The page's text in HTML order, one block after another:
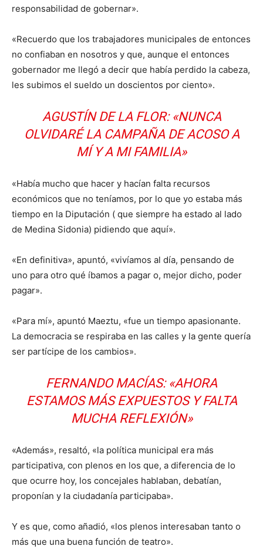
responsabilidad de gobernar».
«Recuerdo que los trabajadores municipales de entonces
no confiaban en nosotros y que, aunque el entonces
gobernador me llegó a decir que había perdido la cabeza,
les subimos el sueldo un doscientos por ciento».
AGUSTÍN DE LA FLOR: «NUNCA
OLVIDARÉ LA CAMPAÑA DE ACOSO A
MÍ Y A MI FAMILIA»
«Había mucho que hacer y hacían falta recursos
económicos que no teníamos, por lo que yo estaba más
tiempo en la Diputación ( que siempre ha estado al lado
de Medina Sidonia) pidiendo que aquí».
«En definitiva», apuntó, «vivíamos al día, pensando de
uno para otro qué íbamos a pagar o, mejor dicho, poder
pagar».
«Para mí», apuntó Maeztu, «fue un tiempo apasionante.
La democracia se respiraba en las calles y la gente quería
ser partícipe de los cambios».
FERNANDO MACÍAS: «AHORA
ESTAMOS MÁS EXPUESTOS Y FALTA
MUCHA REFLEXIÓN»
«Además», resaltó, «la política municipal era más
participativa, con plenos en los que, a diferencia de lo
que ocurre hoy, los concejales hablaban, debatían,
proponían y la ciudadanía participaba».
Y es que, como añadió, «los plenos interesaban tanto o
más que una buena función de teatro».